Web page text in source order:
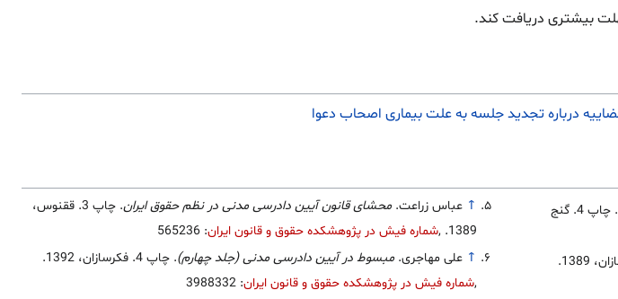
. چاپ 4. گنج
↑ عباس زراعت.محشای قانون آیین دادرسی مدنی در نظم حقوق ایران
. چاپ 3. ققنوس،
1389.
شماره فیش در پژوهشکده حقوق و قانون ایران: 565236
↑ علی مهاجری.مبسوط در آیین دادرسی مدنی (جلد چهارم). چاپ 4. فکرسازان، 1392.
,شماره فیش در پژوهشکده حقوق و قانون ایران: 3988332